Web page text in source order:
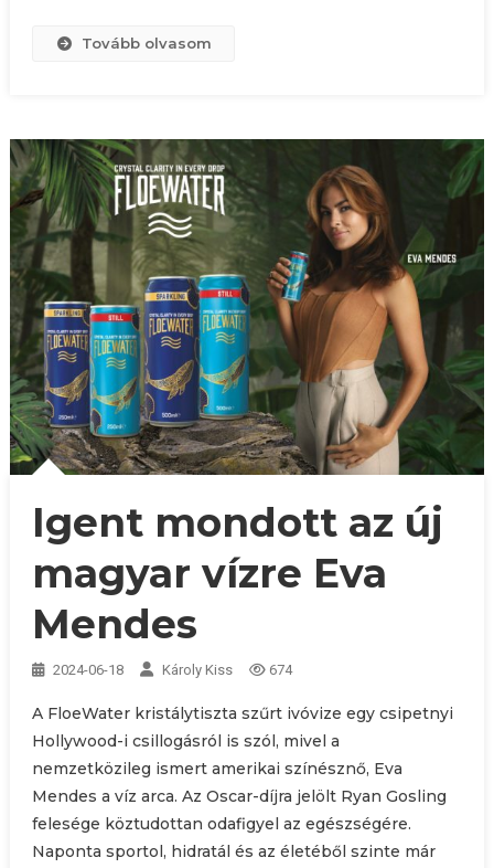
Tovább olvasom
Igent mondott az új
magyar vízre Eva
Mendes
2024-06-18 Károly Kiss 674
A FloeWater kristálytiszta szűrt ivóvize egy csipetnyi
Hollywood-i csillogásról is szól, mivel a
nemzetközileg ismert amerikai színésznő, Eva
Mendes a víz arca. Az Oscar-díjra jelölt Ryan Gosling
felesége köztudottan odafigyel az egészségére.
Naponta sportol, hidratál és az életéből szinte már